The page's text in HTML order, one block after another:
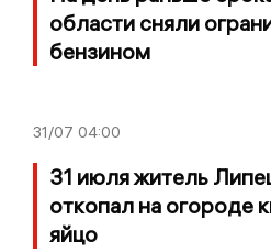
области сняли
бензином
31/07 04:00
31 июля житель
откопал на огороде
яйцо